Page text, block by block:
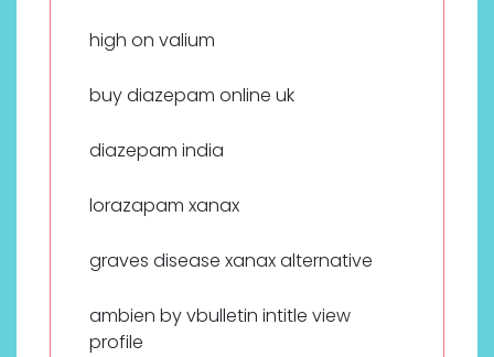
high on valium
buy diazepam online uk
diazepam india
lorazapam xanax
graves disease xanax alternative
ambien by vbulletin intitle view
profile